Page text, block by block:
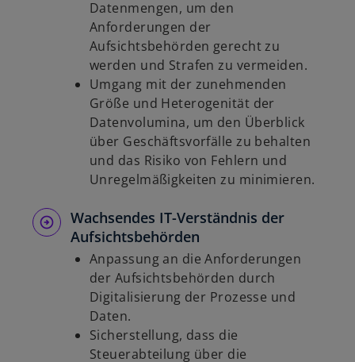
Datenmengen, um den
Anforderungen der
Aufsichtsbehörden gerecht zu
werden und Strafen zu vermeiden.
Umgang mit der zunehmenden
Größe und Heterogenität der
Datenvolumina, um den Überblick
über Geschäftsvorfälle zu behalten
und das Risiko von Fehlern und
Unregelmäßigkeiten zu minimieren.
Wachsendes IT-Verständnis der
Aufsichtsbehörden
Anpassung an die Anforderungen
der Aufsichtsbehörden durch
Digitalisierung der Prozesse und
Daten.
Sicherstellung, dass die
Steuerabteilung über die